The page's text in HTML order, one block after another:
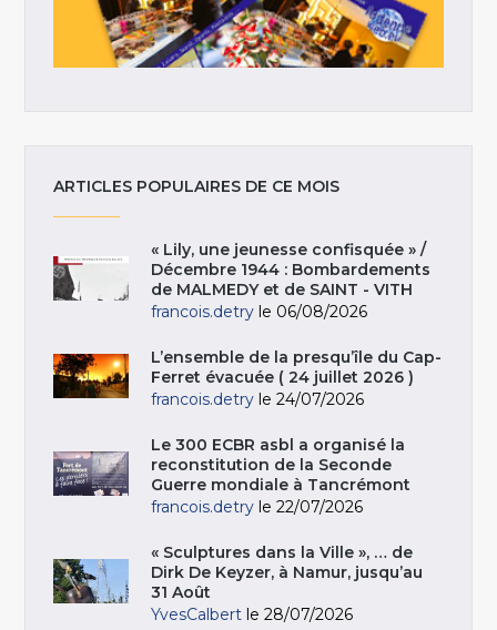
ARTICLES POPULAIRES DE CE MOIS
« Lily, une jeunesse confisquée » /
Décembre 1944 : Bombardements
de MALMEDY et de SAINT - VITH
francois.detry le 06/08/2026
L’ensemble de la presqu’île du Cap-
Ferret évacuée ( 24 juillet 2026 )
francois.detry le 24/07/2026
Le 300 ECBR asbl a organisé la
reconstitution de la Seconde
Guerre mondiale à Tancrémont
francois.detry le 22/07/2026
« Sculptures dans la Ville », … de
Dirk De Keyzer, à Namur, jusqu’au
31 Août
YvesCalbert le 28/07/2026